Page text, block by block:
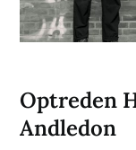
Optreden
Andledon